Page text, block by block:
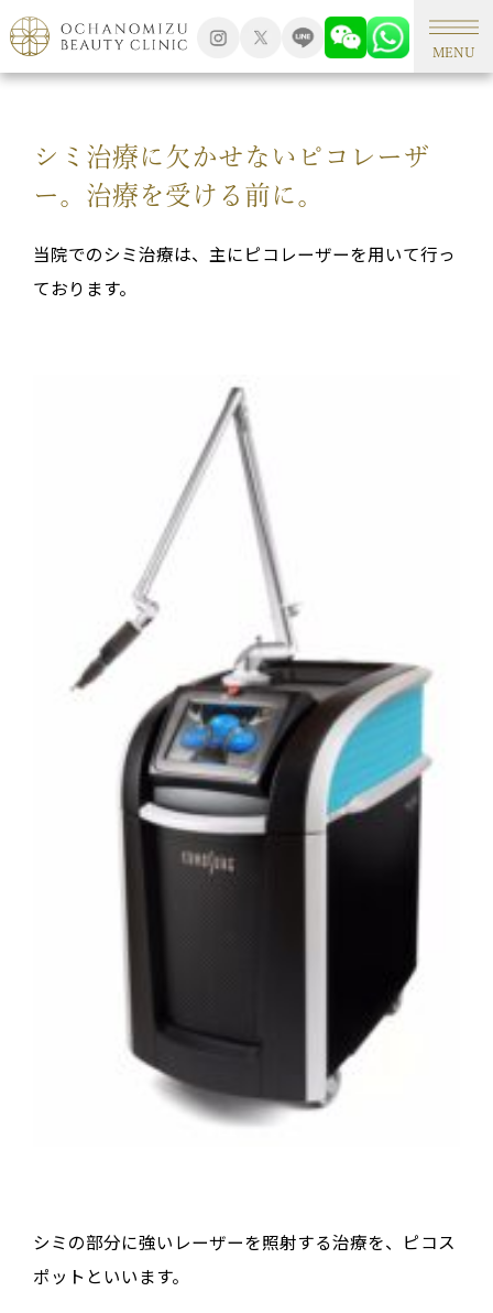
MENU
TOP シミ外来
シミ治療に欠かせないピコレーザ
ー。治療を受ける前に。
当院でのシミ治療は、主にピコレーザーを用いて行っ
ております。
シミの部分に強いレーザーを照射する治療を、ピコス
ポットといいます。